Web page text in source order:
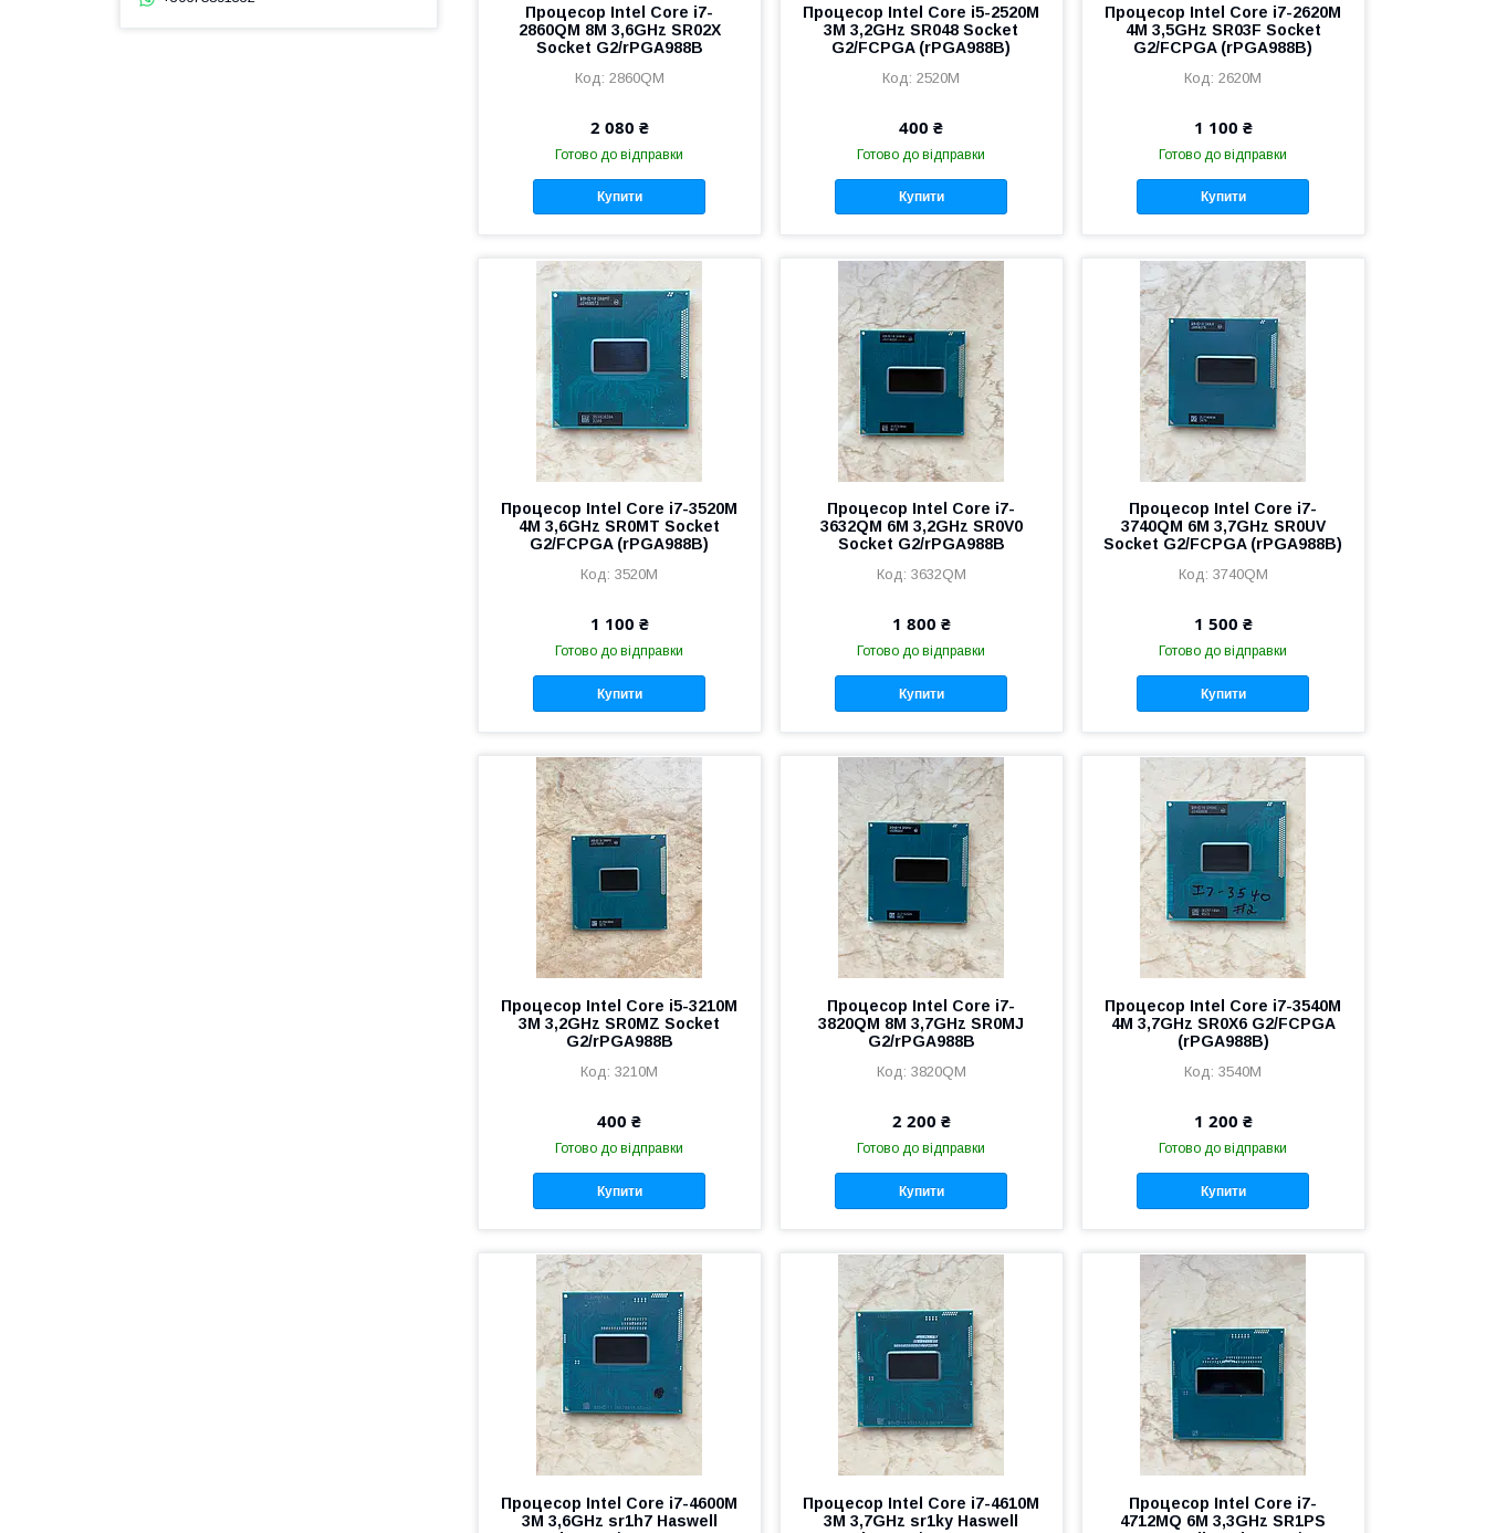
Процесор Intel Core i7-
2860QM 8M 3,6GHz SR02X
Socket G2/rPGA988B
2860QM
2 080 ₴
Готово до відправки
Купити
Процесор Intel Core i5-2520M
3M 3,2GHz SR048 Socket
G2/FCPGA (rPGA988B)
2520M
400 ₴
Готово до відправки
Купити
Процесор Intel Core i7-2620M
4M 3,5GHz SR03F Socket
G2/FCPGA (rPGA988B)
2620M
1 100 ₴
Готово до відправки
Купити
Процесор Intel Core i7-3520M
4M 3,6GHz SR0MT Socket
G2/FCPGA (rPGA988B)
3520M
1 100 ₴
Готово до відправки
Купити
Процесор Intel Core i7-
3632QM 6M 3,2GHz SR0V0
Socket G2/rPGA988B
3632QM
1 800 ₴
Готово до відправки
Купити
Процесор Intel Core i7-
3740QM 6M 3,7GHz SR0UV
Socket G2/FCPGA (rPGA988B)
3740QM
1 500 ₴
Готово до відправки
Купити
Процесор Intel Core i5-3210M
3M 3,2GHz SR0MZ Socket
G2/rPGA988B
3210M
400 ₴
Готово до відправки
Купити
Процесор Intel Core i7-
3820QM 8M 3,7GHz SR0MJ
G2/rPGA988B
3820QM
2 200 ₴
Готово до відправки
Купити
Процесор Intel Core i7-3540M
4M 3,7GHz SR0X6 G2/FCPGA
(rPGA988B)
3540M
1 200 ₴
Готово до відправки
Купити
Процесор Intel Core i7-4600M
3M 3,6GHz sr1h7 Haswell
Процесор Intel Core i7-4610M
3M 3,7GHz sr1ky Haswell
Процесор Intel Core i7-
4712MQ 6M 3,3GHz SR1PS